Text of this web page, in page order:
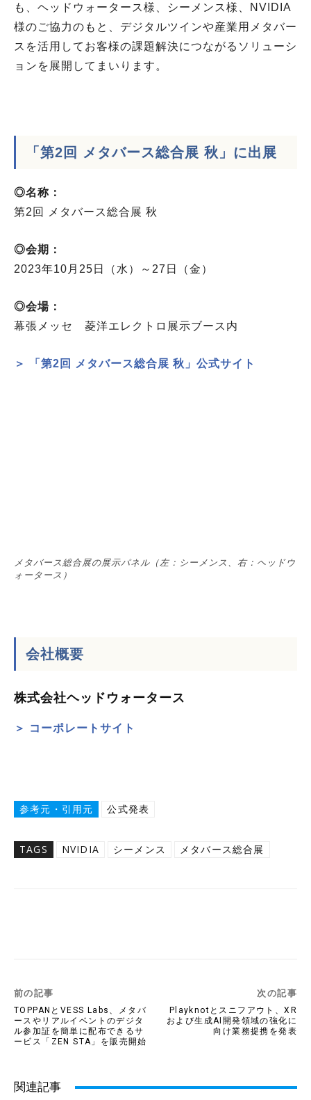
も、ヘッドウォータース様、シーメンス様、NVIDIA
様のご協力のもと、デジタルツインや産業用メタバー
スを活用してお客様の課題解決につながるソリューシ
ョンを展開してまいります。
「第2回 メタバース総合展 秋」に出展
◎名称：
第2回 メタバース総合展 秋
◎会期：
2023年10月25日（水）～27日（金）
◎会場：
幕張メッセ 菱洋エレクトロ展示ブース内
＞ 「第2回 メタバース総合展 秋」公式サイト
メタバース総合展の展示パネル（左：シーメンス、右：ヘッドウ
ォータース）
会社概要
株式会社ヘッドウォータース
＞ コーポレートサイト
参考元・引用元 公式発表
TAGS NVIDIA シーメンス メタバース総合展
前の記事
TOPPANとVESS Labs、メタバ
ースやリアルイベントのデジタ
ル参加証を簡単に配布できるサ
ービス「ZEN STA」を販売開始
次の記事
Playknotとスニフアウト、XR
および生成AI開発領域の強化に
向け業務提携を発表
関連記事